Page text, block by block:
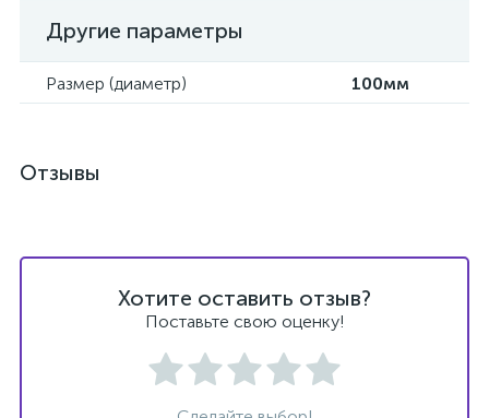
Другие параметры
Размер (диаметр) 100мм
Отзывы
Хотите оставить отзыв?
Поставьте свою оценку!